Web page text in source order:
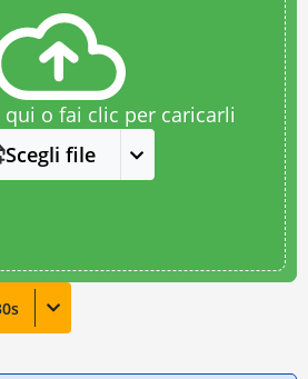
qui o fai clic per caricarli
Scegli file
s